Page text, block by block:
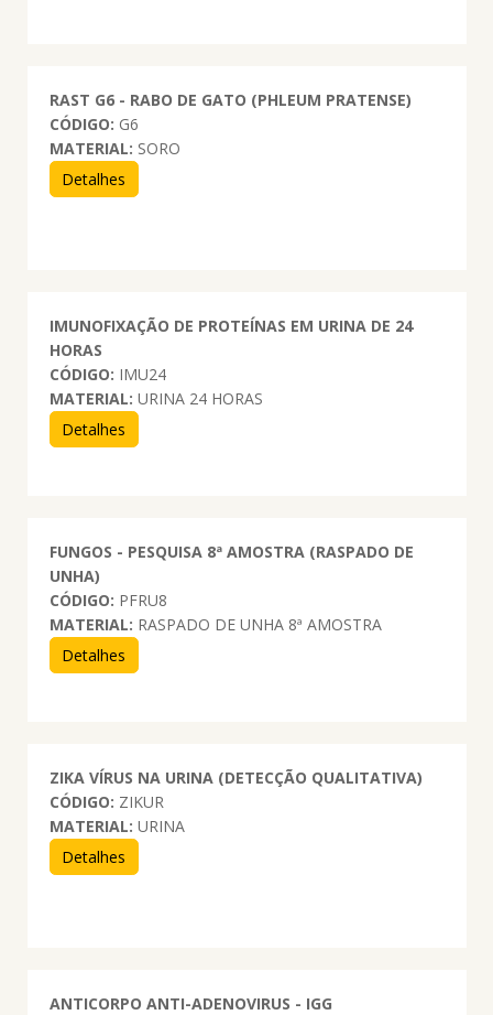
RAST G6 - RABO DE GATO (PHLEUM PRATENSE)
CÓDIGO: G6
MATERIAL: SORO
Detalhes
IMUNOFIXAÇÃO DE PROTEÍNAS EM URINA DE 24
HORAS
CÓDIGO: IMU24
MATERIAL: URINA 24 HORAS
Detalhes
FUNGOS - PESQUISA 8ª AMOSTRA (RASPADO DE
UNHA)
CÓDIGO: PFRU8
MATERIAL: RASPADO DE UNHA 8ª AMOSTRA
Detalhes
ZIKA VÍRUS NA URINA (DETECÇÃO QUALITATIVA)
CÓDIGO: ZIKUR
MATERIAL: URINA
Detalhes
ANTICORPO ANTI-ADENOVIRUS - IGG